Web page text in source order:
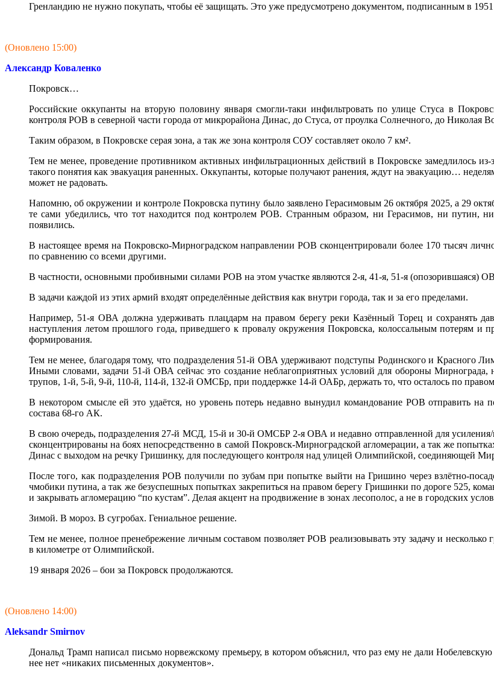
Гренландию не нужно покупать, чтобы её защищать. Это уже предусмотрено документом, подписанным в 1951
(Оновлено 15:00)
Александр Коваленко
Покровск…
Российские оккупанты на вторую половину января смогли-таки инфильтровать по улице Стуса в
контроля РОВ в северной части города от микрорайона Динас, до Стуса, от проулка Солнечного, до Николая
Таким образом, в Покровске серая зона, а так же зона контроля СОУ составляет около 7 км².
Тем не менее, проведение противником активных инфильтрационных действий в Покровске замедлилось
такого понятия как эвакуация раненных. Оккупанты, которые получают ранения, ждут на эвакуацию…
может не радовать.
Напомню, об окружении и контроле Покровска путину было заявлено Герасимовым 26 октября 2025, а 29
те сами убедились, что тот находится под контролем РОВ. Странным образом, ни Герасимов, ни путин,
появились.
В настоящее время на Покровско-Мирноградском направлении РОВ сконцентрировали более 170 тысяч
по сравнению со всеми другими.
В частности, основными пробивными силами РОВ на этом участке являются 2-я, 41-я, 51-я (опозорившаяся)
В задачи каждой из этих армий входят определённые действия как внутри города, так и за его пределами.
Например, 51-я ОВА должна удерживать плацдарм на правом берегу реки Казённый Торец и сохранять
наступления летом прошлого года, приведшего к провалу окружения Покровска, колоссальным потерям и
формирования.
Тем не менее, благодаря тому, что подразделения 51-й ОВА удерживают подступы Родинского и Красного
Иными словами, задачи 51-й ОВА сейчас это создание неблагоприятных условий для обороны
трупов, 1-й, 5-й, 9-й, 110-й, 114-й, 132-й ОМСБр, при поддержке 14-й ОАБр, держать то, что осталось по
В некотором смысле ей это удаётся, но уровень потерь недавно вынудил командование РОВ отправить
состава 68-го АК.
В свою очередь, подразделения 27-й МСД, 15-й и 30-й ОМСБР 2-я ОВА и недавно отправленной для
сконцентрированы на боях непосредственно в самой Покровск-Мирноградской агломерации, а так же
Динас с выходом на речку Гришинку, для последующего контроля над улицей Олимпийской, соединяющей
После того, как подразделения РОВ получили по зубам при попытке выйти на Гришино через взлётно-
чмобики путина, а так же безуспешных попытках закрепиться на правом берегу Гришинки по дороге 525,
и закрывать агломерацию “по кустам”. Делая акцент на продвижение в зонах лесополос, а не в городских
Зимой. В мороз. В сугробах. Гениальное решение.
Тем не менее, полное пренебрежение личным составом позволяет РОВ реализовывать эту задачу и несколько
в километре от Олимпийской.
19 января 2026 – бои за Покровск продолжаются.
(Оновлено 14:00)
Aleksandr Smirnov
Дональд Трамп написал письмо норвежскому премьеру, в котором объяснил, что раз ему не дали
нее нет «никаких письменных документов».